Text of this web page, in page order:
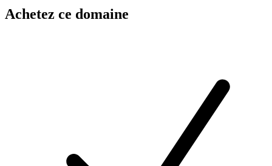
Achetez ce domaine